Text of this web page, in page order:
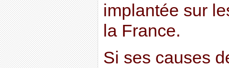
implantée sur
la France.
Si ses causes